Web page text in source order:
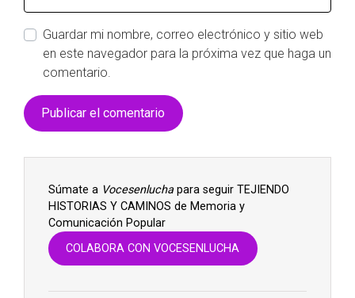
Guardar mi nombre, correo electrónico y sitio web
en este navegador para la próxima vez que haga un
comentario.
Súmate a Vocesenluchapara seguir TEJIENDO
HISTORIAS Y CAMINOS de Memoria y
Comunicación Popular
COLABORA CON VOCESENLUCHA